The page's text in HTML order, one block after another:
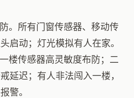
。所有门窗传感器、移动传
启动；灯光模拟有人在家。
楼传感器高灵敏度布防；二
延迟；有人非法闯入一楼，
警。